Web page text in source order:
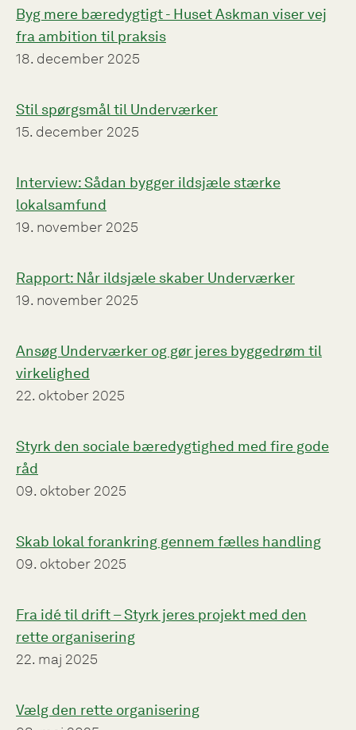
Byg mere bæredygtigt - Huset Askman viser vej
fra ambition til praksis
18. december 2025
Stil spørgsmål til Underværker
15. december 2025
Interview: Sådan bygger ildsjæle stærke
lokalsamfund
19. november 2025
Rapport: Når ildsjæle skaber Underværker
19. november 2025
Ansøg Underværker og gør jeres byggedrøm til
virkelighed
22. oktober 2025
Styrk den sociale bæredygtighed med fire gode
råd
09. oktober 2025
Skab lokal forankring gennem fælles handling
09. oktober 2025
Fra idé til drift – Styrk jeres projekt med den
rette organisering
22. maj 2025
Vælg den rette organisering